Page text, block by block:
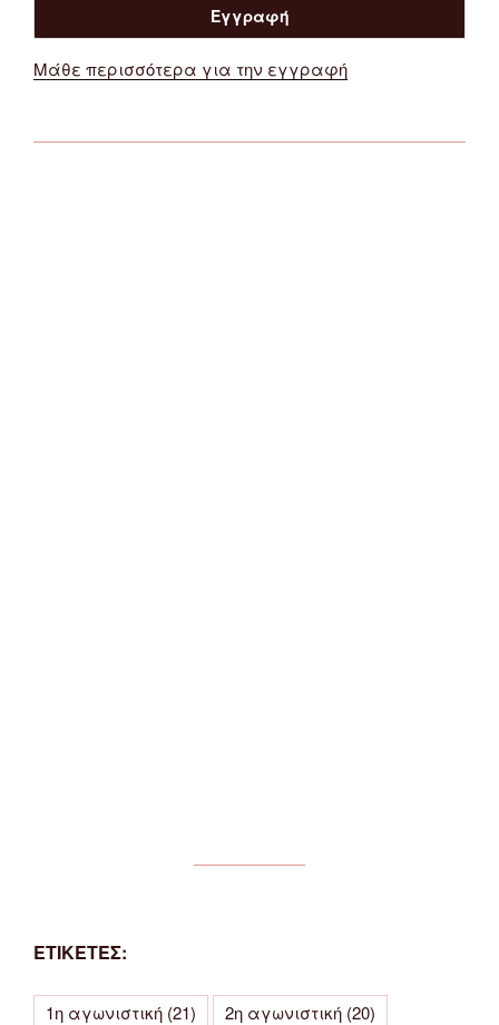
Μάθε περισσότερα για την εγγραφή
ΕΤΙΚΕΤΕΣ:
1η αγωνιστική (21) 2η αγωνιστική (20)